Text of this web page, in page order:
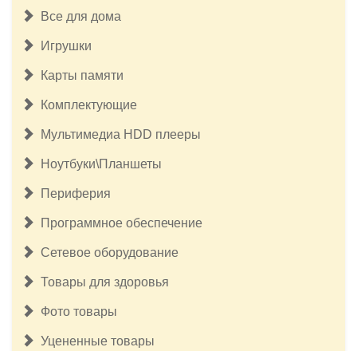
Все для дома
Игрушки
Карты памяти
Комплектующие
Мультимедиа HDD плееры
Ноутбуки\Планшеты
Периферия
Программное обеспечение
Сетевое оборудование
Товары для здоровья
Фото товары
Уцененные товары